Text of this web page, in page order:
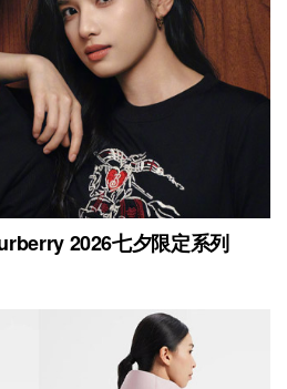
2026七夕限定系列